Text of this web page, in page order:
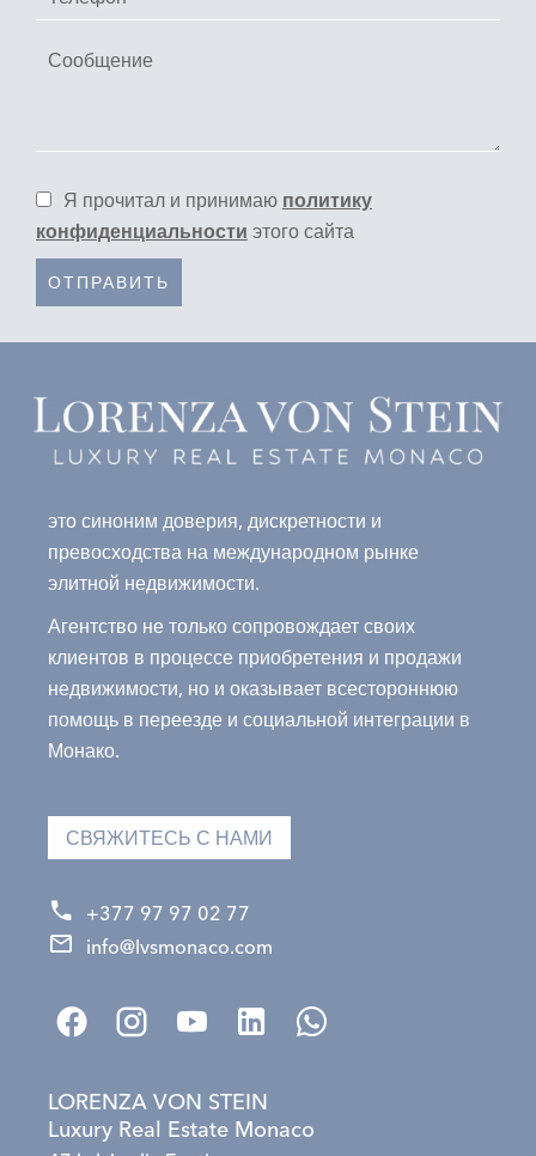
Я прочитал и принимаю политику
конфиденциальности этого сайта
ОТПРАВИТЬ
это синоним доверия, дискретности и
превосходства на международном рынке
элитной недвижимости.
Агентство не только сопровождает своих
клиентов в процессе приобретения и продажи
недвижимости, но и оказывает всестороннюю
помощь в переезде и социальной интеграции в
Монако.
СВЯЖИТЕСЬ С НАМИ
+377 97 97 02 77
info@lvsmonaco.com
LORENZA VON STEIN
Luxury Real Estate Monaco